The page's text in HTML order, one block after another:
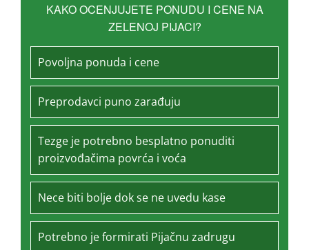
KAKO OCENJUJETE PONUDU I CENE NA
ZELENOJ PIJACI?
Povoljna ponuda i cene
Preprodavci puno zarađuju
Tezge je potrebno besplatno ponuditi
proizvođačima povrća i voća
Nece biti bolje dok se ne uvedu kase
Potrebno je formirati Pijačnu zadrugu